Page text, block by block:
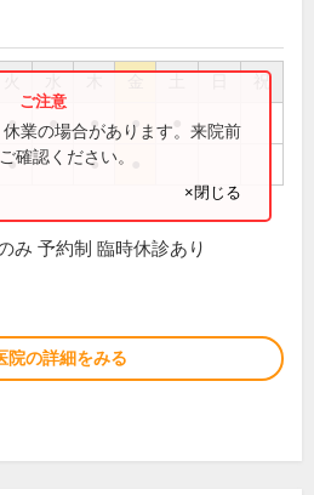
祝
● ● ● ●
● ●
業の場合があります。来院前
確認ください。
×閉じる
み 予約制 臨時休診あり
院の詳細をみる